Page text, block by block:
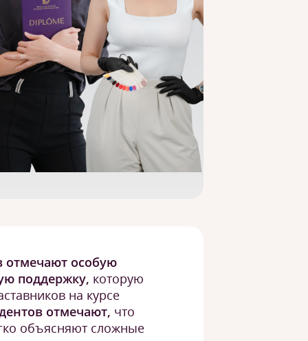
отмечают особую
поддержку, которую
на курсе
отмечают, что
объясняют сложные